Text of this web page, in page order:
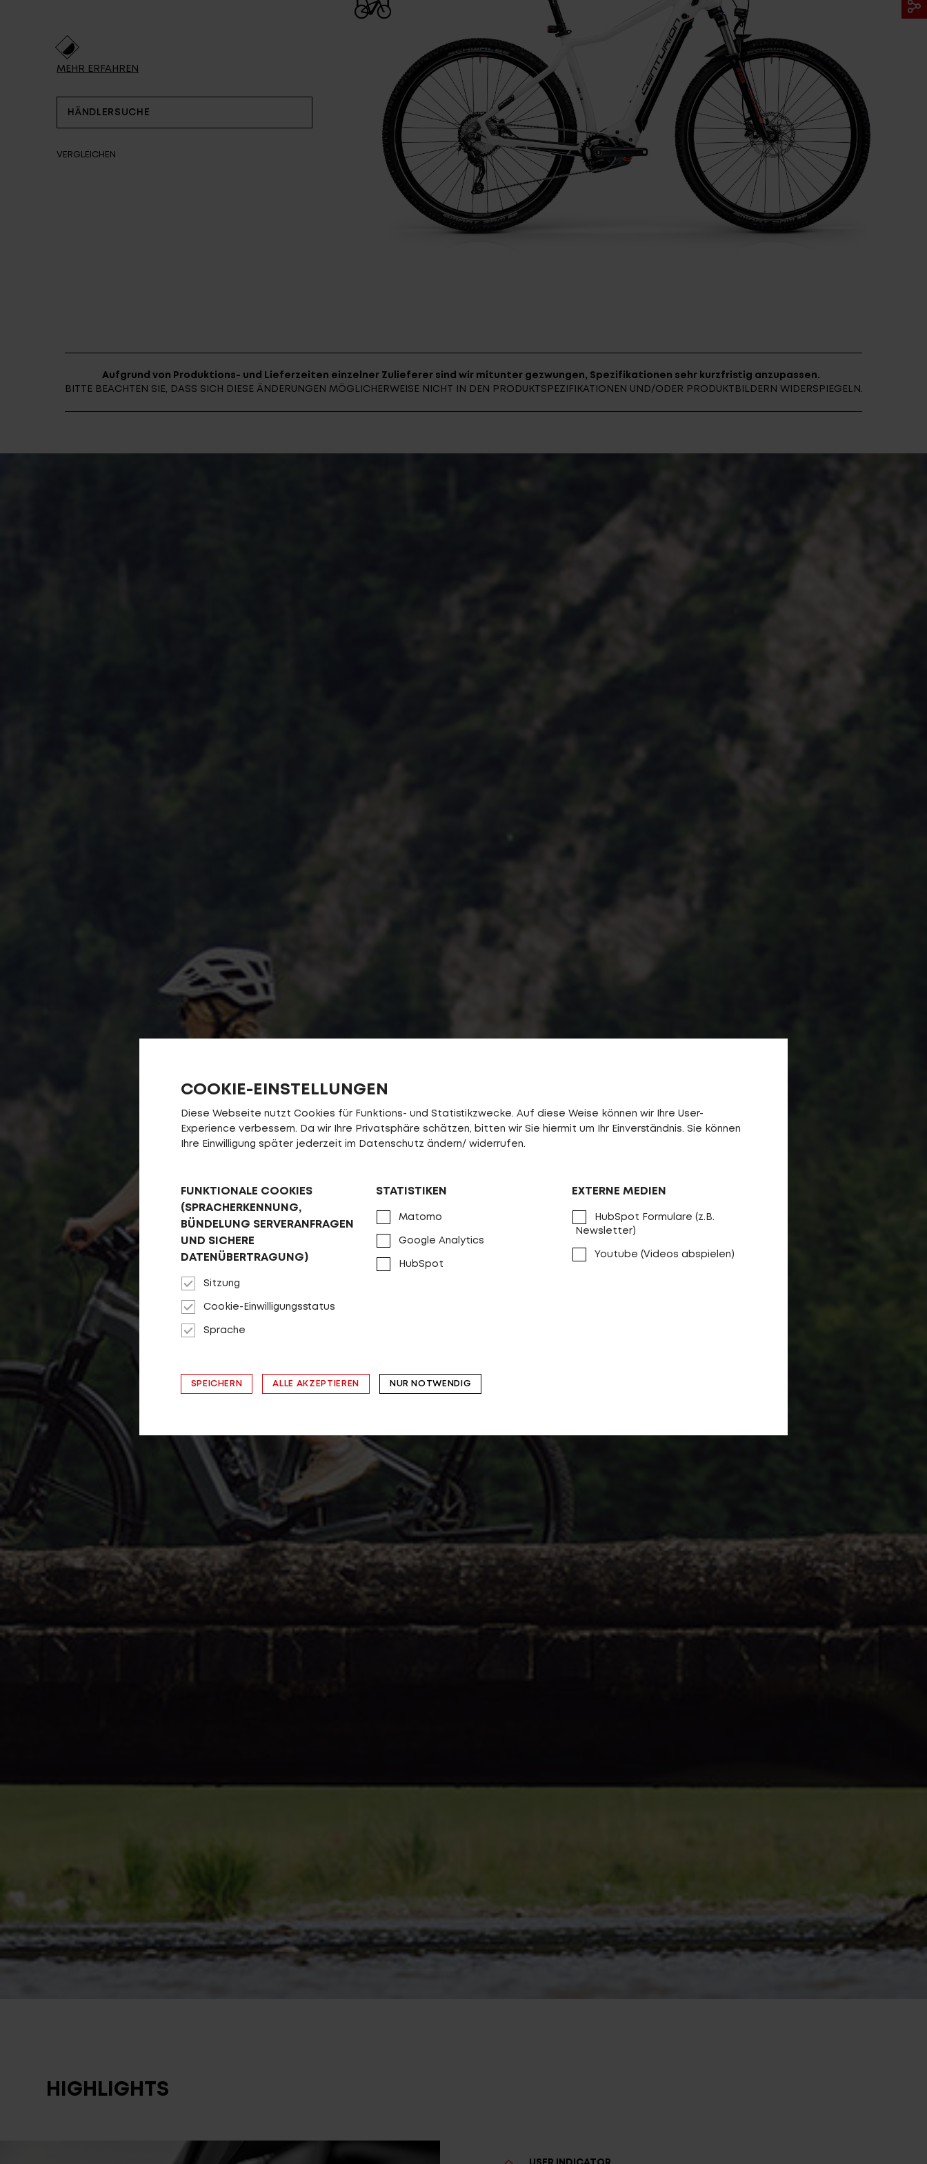
E-BIKE ARCHIV FINDE DEIN E-BIKE
MEHR ERFAHREN
HÄNDLERSUCHE
VERGLEICHEN
Aufgrund von Produktions- und Lieferzeiten einzelner Zulieferer sind wir mitunter gezwungen, Spezifikationen sehr kurzfristig anzupassen.
BITTE BEACHTEN SIE, DASS SICH DIESE ÄNDERUNGEN MÖGLICHERWEISE NICHT IN DEN PRODUKTSPEZIFIKATIONEN UND/ODER PRODUKTBILDERN WIDERSPIEGELN.
HIGHLIGHTS
COOKIE-EINSTELLUNGEN
Diese Webseite nutzt Cookies für Funktions- und Statistikzwecke. Auf diese Weise können wir Ihre User-
Experience verbessern. Da wir Ihre Privatsphäre schätzen, bitten wir Sie hiermit um Ihr Einverständnis. Sie können
Ihre Einwilligung später jederzeit im Datenschutz ändern/ widerrufen.
FUNKTIONALE COOKIES
(SPRACHERKENNUNG,
BÜNDELUNG SERVERANFRAGEN
UND SICHERE
DATENÜBERTRAGUNG)
Sitzung
Cookie-Einwilligungsstatus
Sprache
STATISTIKEN
Matomo
Google Analytics
HubSpot
EXTERNE MEDIEN
HubSpot Formulare (z.B.
Newsletter)
Youtube (Videos abspielen)
SPEICHERN ALLE AKZEPTIEREN NUR NOTWENDIG